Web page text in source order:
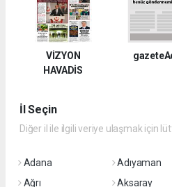
VİZYON
HAVADİS
İl Seçin
Diğer il ile ilgili veriye ulaşmak için
Adana Adıyaman
Ağrı
Aksaray